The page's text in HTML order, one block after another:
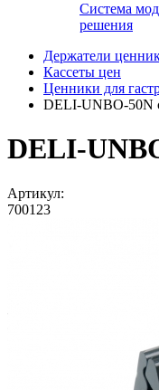
Система
решения
Держатели
Кассеты цен
Ценники для
DELI-UNBO-50N
DELI-
Артикул:
700123